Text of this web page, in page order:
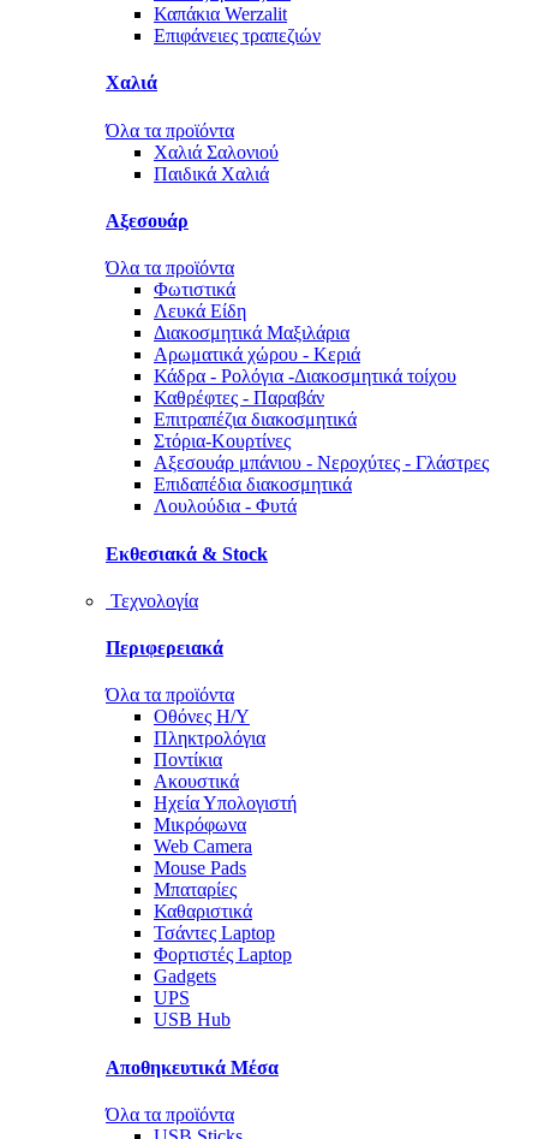
Καπάκια Werzalit
Επιφάνειες τραπεζιών
Χαλιά
Όλα τα προϊόντα
Χαλιά Σαλονιού
Παιδικά Χαλιά
Αξεσουάρ
Όλα τα προϊόντα
Φωτιστικά
Λευκά Είδη
Διακοσμητικά Μαξιλάρια
Αρωματικά χώρου - Κεριά
Κάδρα - Ρολόγια -Διακοσμητικά τοίχου
Καθρέφτες - Παραβάν
Επιτραπέζια διακοσμητικά
Στόρια-Κουρτίνες
Αξεσουάρ μπάνιου - Νεροχύτες - Γλάστρες
Επιδαπέδια διακοσμητικά
Λουλούδια - Φυτά
Εκθεσιακά & Stock
Τεχνολογία
Περιφερειακά
Όλα τα προϊόντα
Οθόνες Η/Υ
Πληκτρολόγια
Ποντίκια
Ακουστικά
Ηχεία Υπολογιστή
Μικρόφωνα
Web Camera
Mouse Pads
Μπαταρίες
Καθαριστικά
Τσάντες Laptop
Φορτιστές Laptop
Gadgets
UPS
USB Hub
Αποθηκευτικά Μέσα
Όλα τα προϊόντα